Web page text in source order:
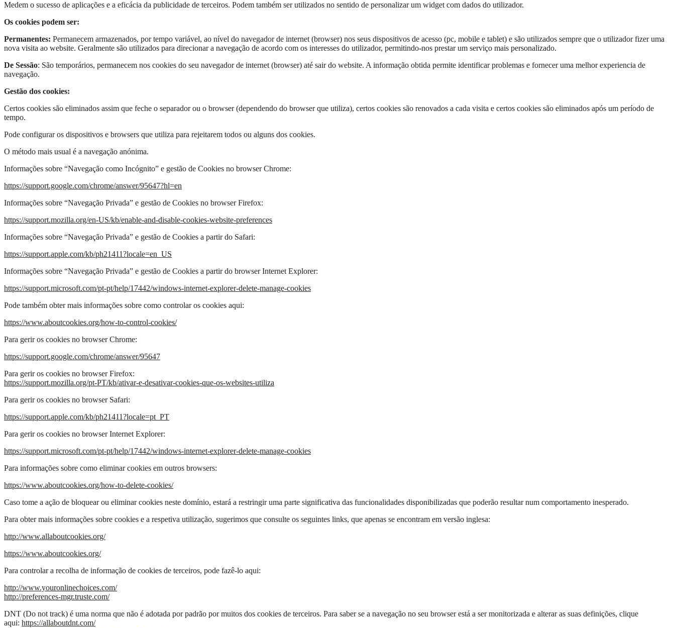
Medem o sucesso de aplicações e a eficácia da publicidade de terceiros. Podem também ser utilizados no sentido de personalizar um widget com dados do utilizador.
Os cookies podem ser:
Permanentes: Permanecem armazenados, por tempo variável, ao nível do navegador de internet (browser) nos seus dispositivos de acesso (pc, mobile e tablet) e são utilizados sempre que o utilizador fizer uma
nova visita ao website. Geralmente são utilizados para direcionar a navegação de acordo com os interesses do utilizador, permitindo-nos prestar um serviço mais personalizado.
De Sessão: São temporários, permanecem nos cookies do seu navegador de internet (browser) até sair do website. A informação obtida permite identificar problemas e fornecer uma melhor experiencia de
navegação.
Gestão dos cookies:
Certos cookies são eliminados assim que feche o separador ou o browser (dependendo do browser que utiliza), certos cookies são renovados a cada visita e certos cookies são eliminados após um período de
tempo.
Pode configurar os dispositivos e browsers que utiliza para rejeitarem todos ou alguns dos cookies.
O método mais usual é a navegação anónima.
Informações sobre “Navegação como Incógnito” e gestão de Cookies no browser Chrome:
https://support.google.com/chrome/answer/95647?hl=en
Informações sobre “Navegação Privada” e gestão de Cookies no browser Firefox:
https://support.mozilla.org/en-US/kb/enable-and-disable-cookies-website-preferences
Informações sobre “Navegação Privada” e gestão de Cookies a partir do Safari:
https://support.apple.com/kb/ph21411?locale=en_US
Informações sobre “Navegação Privada” e gestão de Cookies a partir do browser Internet Explorer:
https://support.microsoft.com/pt-pt/help/17442/windows-internet-explorer-delete-manage-cookies
Pode também obter mais informações sobre como controlar os cookies aqui:
https://www.aboutcookies.org/how-to-control-cookies/
Para gerir os cookies no browser Chrome:
https://support.google.com/chrome/answer/95647
Para gerir os cookies no browser Firefox:
https://support.mozilla.org/pt-PT/kb/ativar-e-desativar-cookies-que-os-websites-utiliza
Para gerir os cookies no browser Safari:
https://support.apple.com/kb/ph21411?locale=pt_PT
Para gerir os cookies no browser Internet Explorer:
https://support.microsoft.com/pt-pt/help/17442/windows-internet-explorer-delete-manage-cookies
Para informações sobre como eliminar cookies em outros browsers:
https://www.aboutcookies.org/how-to-delete-cookies/
Caso tome a ação de bloquear ou eliminar cookies neste domínio, estará a restringir uma parte significativa das funcionalidades disponibilizadas que poderão resultar num comportamento inesperado.
Para obter mais informações sobre cookies e a respetiva utilização, sugerimos que consulte os seguintes links, que apenas se encontram em versão inglesa:
http://www.allaboutcookies.org/
https://www.aboutcookies.org/
Para controlar a recolha de informação de cookies de terceiros, pode fazê-lo aqui:
http://www.youronlinechoices.com/
http://preferences-mgr.truste.com/
DNT (Do not track) é uma norma que não é adotada por padrão por muitos dos cookies de terceiros. Para saber se a navegação no seu browser está a ser monitorizada e alterar as suas definições, clique
aqui: https://allaboutdnt.com/